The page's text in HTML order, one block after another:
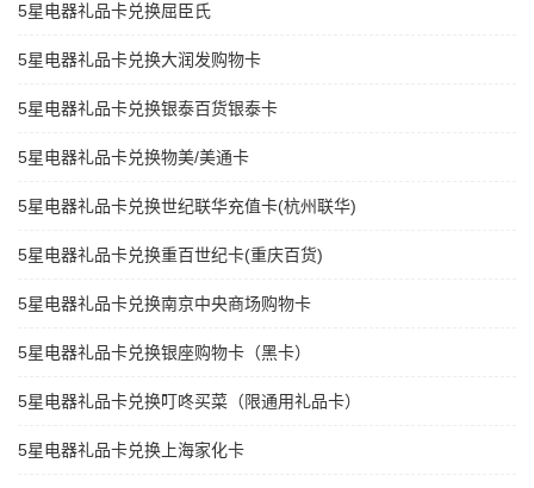
5星电器礼品卡兑换屈臣氏
5星电器礼品卡兑换大润发购物卡
5星电器礼品卡兑换银泰百货银泰卡
5星电器礼品卡兑换物美/美通卡
5星电器礼品卡兑换世纪联华充值卡(杭州联华)
5星电器礼品卡兑换重百世纪卡(重庆百货)
5星电器礼品卡兑换南京中央商场购物卡
5星电器礼品卡兑换银座购物卡（黑卡）
5星电器礼品卡兑换叮咚买菜（限通用礼品卡）
5星电器礼品卡兑换上海家化卡